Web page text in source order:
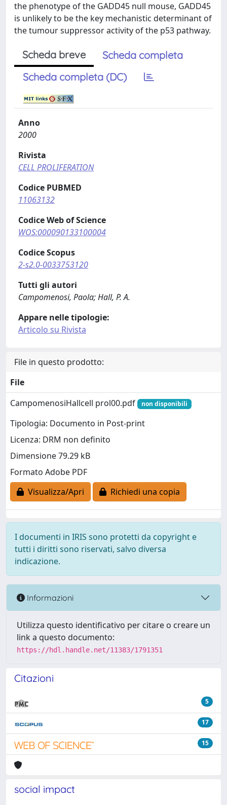
the phenotype of the GADD45 null mouse, GADD45
is unlikely to be the key mechanistic determinant of
the tumour suppressor activity of the p53 pathway.
Scheda breve
Scheda completa
Scheda completa (DC)
Anno
2000
Rivista
CELL PROLIFERATION
Codice PUBMED
11063132
Codice Web of Science
WOS:000090133100004
Codice Scopus
2-s2.0-0033753120
Tutti gli autori
Campomenosi, Paola; Hall, P. A.
Appare nelle tipologie:
Articolo su Rivista
File in questo prodotto:
File
CampomenosiHallcell prol00.pdf
non disponibili
Tipologia: Documento in Post-print
Licenza: DRM non definito
Dimensione 79.29 kB
Formato Adobe PDF
Visualizza/Apri
Richiedi una copia
I documenti in IRIS sono protetti da copyright e
tutti i diritti sono riservati, salvo diversa
indicazione.
Informazioni
Utilizza questo identificativo per citare o creare un
link a questo documento:
https://hdl.handle.net/11383/1791351
Citazioni
5
17
15
social impact